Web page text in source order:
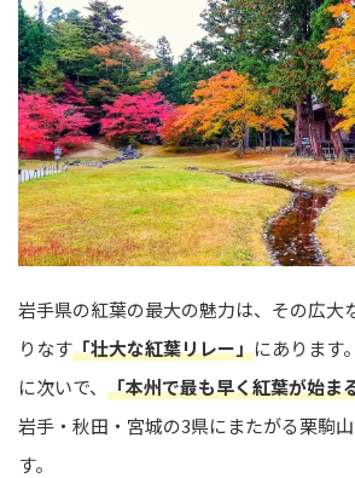
岩手県の紅葉の最大の魅力は、その広大
りなす「壮大な紅葉リレー」にあります
に次いで、 「本州で最も早く紅葉が始ま
岩手・秋田・宮城の3県にまたがる栗駒
す。